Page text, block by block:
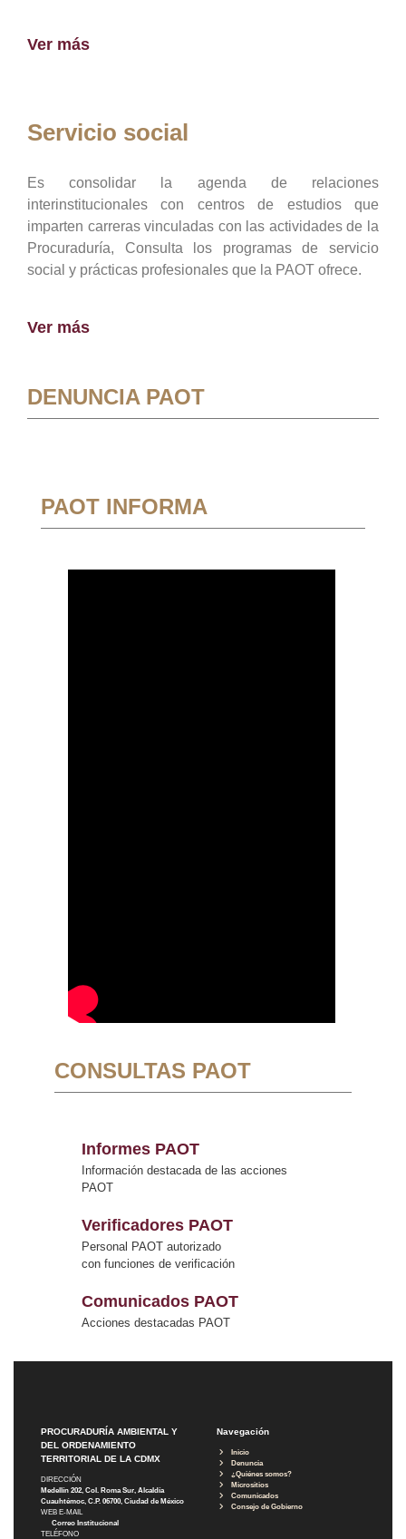
Ver más
Servicio social
Es consolidar la agenda de relaciones
interinstitucionales con centros de estudios que
imparten carreras vinculadas con las actividades de la
Procuraduría, Consulta los programas de servicio
social y prácticas profesionales que la PAOT ofrece.
Ver más
DENUNCIA PAOT
PAOT INFORMA
CONSULTAS PAOT
Informes PAOT
Información destacada de las acciones
PAOT
Verificadores PAOT
Personal PAOT autorizado
con funciones de verificación
Comunicados PAOT
Acciones destacadas PAOT
PROCURADURÍA AMBIENTAL Y
DEL ORDENAMIENTO
TERRITORIAL DE LA CDMX
DIRECCIÓN
Medellín 202, Col. Roma Sur, Alcaldía
Cuauhtémoc, C.P. 06700, Ciudad de México
WEB E-MAIL
Correo Institucional
TELÉFONO
Navegación
Inicio
Denuncia
¿Quiénes somos?
Micrositios
Comunicados
Consejo de Gobierno